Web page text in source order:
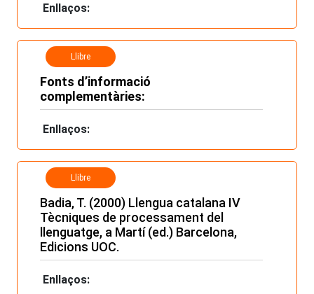
Enllaços:
Llibre
Fonts d’informació
complementàries:
Enllaços:
Llibre
Badia, T. (2000) Llengua catalana IV
Tècniques de processament del
llenguatge, a Martí (ed.) Barcelona,
Edicions UOC.
Enllaços: